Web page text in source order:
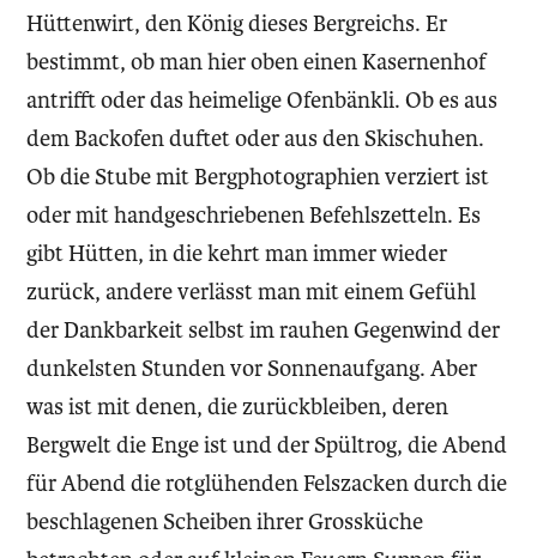
Hüttenwirt, den König dieses Bergreichs. Er
bestimmt, ob man hier oben einen Kasernenhof
antrifft oder das heimelige Ofenbänkli. Ob es aus
dem Backofen duftet oder aus den Skischuhen.
Ob die Stube mit Bergphotographien verziert ist
oder mit handgeschriebenen Befehlszetteln. Es
gibt Hütten, in die kehrt man immer wieder
zurück, andere verlässt man mit einem Gefühl
der Dankbarkeit selbst im rauhen Gegenwind der
dunkelsten Stunden vor Sonnenaufgang. Aber
was ist mit denen, die zurückbleiben, deren
Bergwelt die Enge ist und der Spültrog, die Abend
für Abend die rotglühenden Felszacken durch die
beschlagenen Scheiben ihrer Grossküche